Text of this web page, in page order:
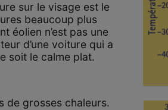
sur le visage est le
beaucoup plus
éolien n’est pas une
d’une voiture qui a
soit le calme plat.
de grosses chaleurs.